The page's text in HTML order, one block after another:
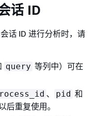
话 ID
话 ID 进行分析时，请
query 等列中）可在
、 pid 和
后重复使用。